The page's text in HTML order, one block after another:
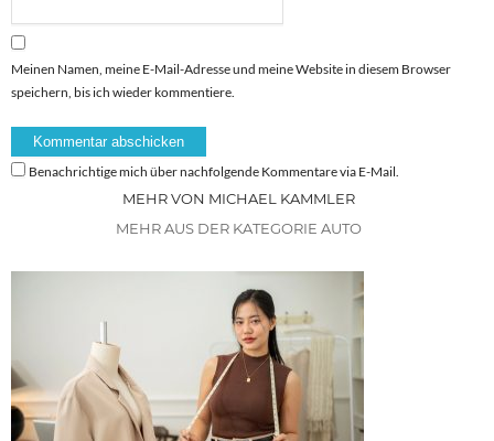
Meinen Namen, meine E-Mail-Adresse und meine Website in diesem Browser
speichern, bis ich wieder kommentiere.
Benachrichtige mich über nachfolgende Kommentare via E-Mail.
MEHR VON MICHAEL KAMMLER
MEHR AUS DER KATEGORIE AUTO